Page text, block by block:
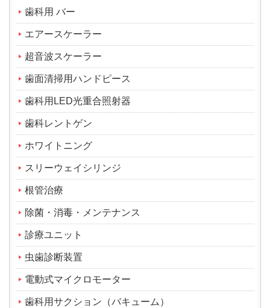
歯科用 バー
エアースケーラー
超音波スケーラー
歯面清掃用ハンドピース
歯科用LED光重合照射器
歯科レントゲン
ホワイトニング
スリーウェイシリンジ
根管治療
除菌・消毒・メンテナンス
診療ユニット
虫歯診断装置
電動式マイクロモーター
歯科用サクション（バキューム）